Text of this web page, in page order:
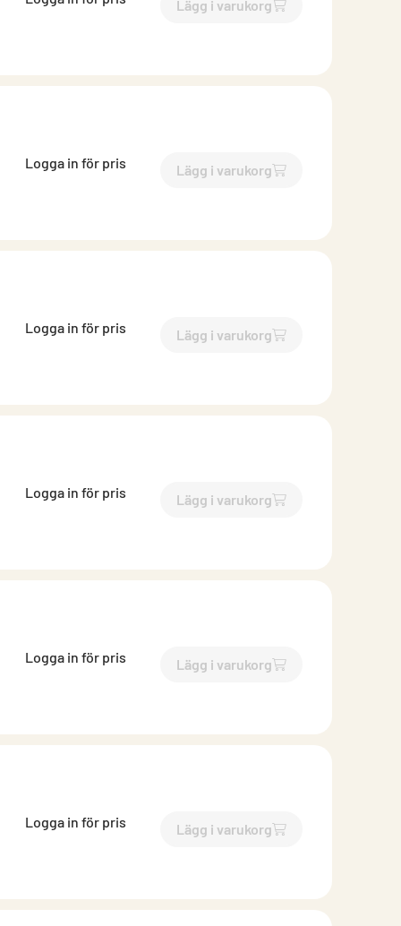
Lägg i varukorg
`$Lägg till
Logga in för pris Lägg i varukorg
`$Lägg till
Logga in för pris Lägg i varukorg
`$Lägg till
Logga in för pris Lägg i varukorg
`$Lägg till
Logga in för pris Lägg i varukorg
`$Lägg till
Logga in för pris Lägg i varukorg
`$Lägg till